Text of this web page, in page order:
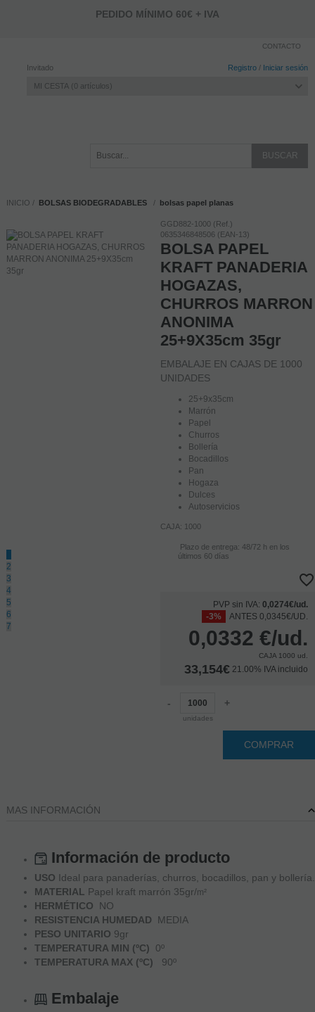
PEDIDO MÍNIMO 60€ + IVA
Invitado Registro / Iniciar sesión
MI CESTA 0 artículos
CONTACTO
INICIO BOLSAS BIODEGRADABLES bolsas papel planas
2
3
4
5
6
7
GGD882-1000 (Ref.)
0635346848506 (EAN-13)
BOLSA PAPEL
KRAFT PANADERIA
HOGAZAS,
CHURROS MARRON
ANONIMA
25+9X35cm 35gr
EMBALAJE EN CAJAS DE 1000
UNIDADES
25+9x35cm
Marrón
Papel
Churros
Bollería
Bocadillos
Pan
Hogaza
Dulces
Autoservicios
CAJA: 1000
Plazo de entrega: 48/72 h en los
últimos 60 días
PVP sin IVA: 0,0274€/ud.
-3%
ANTES 0,0345€/UD.
0,0332 €/ud.
CAJA 1000 ud.
33,154€ 21.00% IVA incluido
-
unidades
+
COMPRAR
MAS INFORMACIÓN
Información de producto
USO Ideal para panaderías, churros, bocadillos, pan y bollería.
MATERIAL
Papel kraft marrón 35gr/m²
HERMÉTICO NO
RESISTENCIA HUMEDAD MEDIA
PESO UNITARIO 9gr
TEMPERATURA MIN (ºC)
0º
TEMPERATURA MAX (ºC) 90º
Embalaje